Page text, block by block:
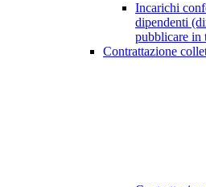
Incarichi
dipendenti
pubblicare in
Contrattazione